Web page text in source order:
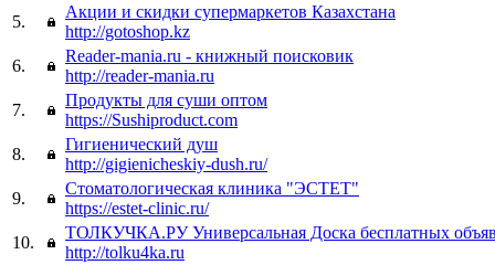
5.
Акции и скидки супермаркетов Казахстана
http://gotoshop.kz
6.
Reader-mania.ru - книжный поисковик
http://reader-mania.ru
7.
Продукты для суши оптом
https://Sushiproduct.com
8.
Гигиенический душ
http://gigienicheskiy-dush.ru/
9.
Стоматологическая клиника "ЭСТЕТ"
https://estet-clinic.ru/
10.
ТОЛКУЧКА.РУ Универсальная Доска бесплатных
http://tolku4ka.ru